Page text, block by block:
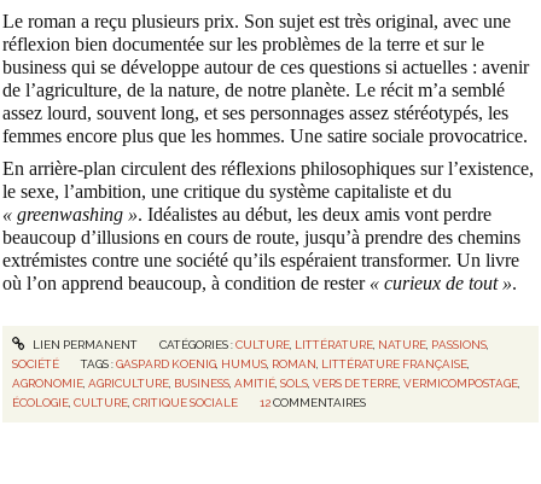
Le roman a reçu plusieurs prix. Son sujet est très original, avec une
réflexion bien documentée sur les problèmes de la terre et sur le
business qui se développe autour de ces questions si actuelles : avenir
de l’agriculture, de la nature, de notre planète. Le récit m’a semblé
assez lourd, souvent long, et ses personnages assez stéréotypés, les
femmes encore plus que les hommes. Une satire sociale provocatrice.
En arrière-plan circulent des réflexions philosophiques sur l’existence,
le sexe, l’ambition, une critique du système capitaliste et du
« greenwashing ». Idéalistes au début, les deux amis vont perdre
beaucoup d’illusions en cours de route, jusqu’à prendre des chemins
extrémistes contre une société qu’ils espéraient transformer. Un livre
où l’on apprend beaucoup, à condition de rester « curieux de tout ».
LIEN PERMANENT CATÉGORIES :CULTURE, LITTÉRATURE, NATURE, PASSIONS,
SOCIÉTÉ
TAGS :GASPARD KOENIG, HUMUS, ROMAN, LITTÉRATURE FRANÇAISE,
AGRONOMIE,AGRICULTURE, BUSINESS,AMITIÉ,SOLS,VERS DE TERRE,VERMICOMPOSTAGE,
ÉCOLOGIE,CULTURE,CRITIQUE SOCIALE 12 COMMENTAIRES